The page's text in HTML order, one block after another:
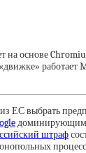
на основе
ЕС выбрать
доминирующим
штраф